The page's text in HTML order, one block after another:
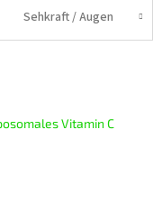
Sehkraft / Augen
Vitamin C